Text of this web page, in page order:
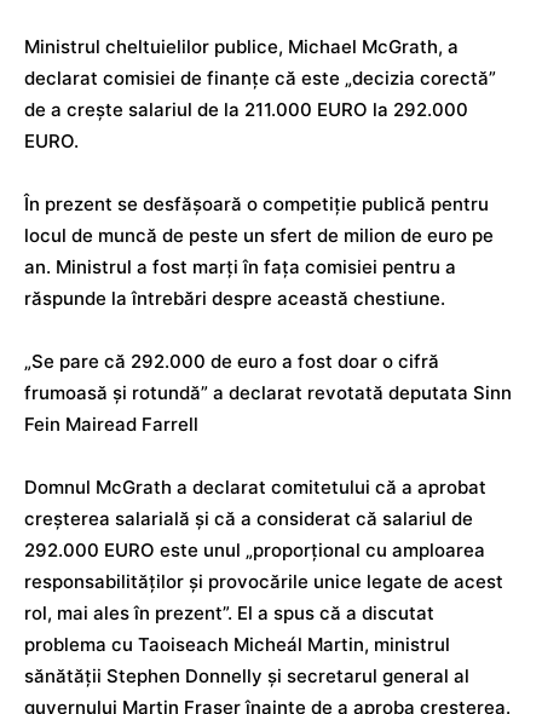
Ministrul cheltuielilor publice, Michael McGrath, a
declarat comisiei de finanțe că este „decizia corectă”
de a crește salariul de la 211.000 EURO la 292.000
EURO.
În prezent se desfășoară o competiție publică pentru
locul de muncă de peste un sfert de milion de euro pe
an. Ministrul a fost marți în fața comisiei pentru a
răspunde la întrebări despre această chestiune.
„Se pare că 292.000 de euro a fost doar o cifră
frumoasă și rotundă” a declarat revotată deputata Sinn
Fein Mairead Farrell
Domnul McGrath a declarat comitetului că a aprobat
creșterea salarială și că a considerat că salariul de
292.000 EURO este unul „proporțional cu amploarea
responsabilităților și provocările unice legate de acest
rol, mai ales în prezent”. El a spus că a discutat
problema cu Taoiseach Micheál Martin, ministrul
sănătății Stephen Donnelly și secretarul general al
guvernului Martin Fraser înainte de a aproba creșterea.